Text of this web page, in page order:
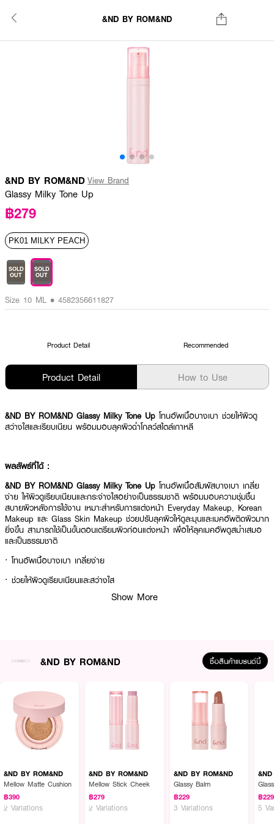
&ND BY ROM&ND
&ND BY ROM&ND View Brand
Glassy Milky Tone Up
฿279
PK01 MILKY PEACH
SOLD
OUT
SOLD
OUT
Size 10 ML • 4582356611827
Product Detail Recommended
Product Detail How to Use
&ND BY ROM&ND Glassy Milky Tone Up โทนอัพเนื้อบางเบา ช่วยให้ผิวดู
สว่างใสและเรียบเนียน พร้อมมอบลุคผิวฉ่ำโกลว์สไตล์เกาหลี
ผลลัพธ์ที่ได้ :
&ND BY ROM&ND Glassy Milky Tone Up โทนอัพเนื้อสัมผัสบางเบา เกลี่ย
ง่าย ให้ผิวดูเรียบเนียนและกระจ่างใสอย่างเป็นธรรมชาติ พร้อมมอบความชุ่มชื้น
สบายผิวหลังการใช้งาน เหมาะสำหรับการแต่งหน้า Everyday Makeup, Korean
Makeup และ Glass Skin Makeup ช่วยปรับลุคผิวให้ดูละมุนและเมคอัพติดผิวมาก
ยิ่งขึ้น สามารถใช้เป็นขั้นตอนเตรียมผิวก่อนแต่งหน้า เพื่อให้ลุคเมคอัพดูสม่ำเสมอ
และเป็นธรรมชาติ
· โทนอัพเนื้อบางเบา เกลี่ยง่าย
· ช่วยให้ผิวดูเรียบเนียนและสว่างใส
· FDA Registration No. : 10-2-6800023740
How to Use :
ทาให้ทั่วใบหน้าก่อนแต่งหน้า
Show More
&ND BY ROM&ND ซื้อสินค้าแบรนด์นี้
&ND BY ROM&ND
Mellow Matte Cushion
฿390
2 Variations
&ND BY ROM&ND
Mellow Stick Cheek
฿279
2 Variations
&ND BY ROM&ND
Glassy Balm
฿229
3 Variations
฿229
5